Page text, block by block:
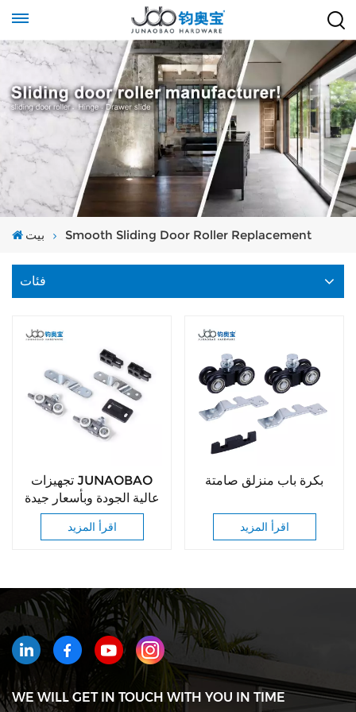
بيت Smooth Sliding Door Roller Replacement
فئات
تجهيزات JUNAOBAO
عالية الجودة وبأسعار جيدة
في فوشان
اقرأ المزيد
بكرة باب منزلق صامتة
اقرأ المزيد
WE WILL GET IN TOUCH WITH YOU IN TIME